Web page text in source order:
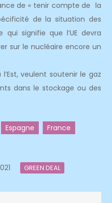
de « tenir compte de la
de la situation des
qui signifie que l’UE devra
sur le nucléaire encore un
veulent soutenir le gaz
dans le stockage ou des
Espagne
France
GREEN DEAL